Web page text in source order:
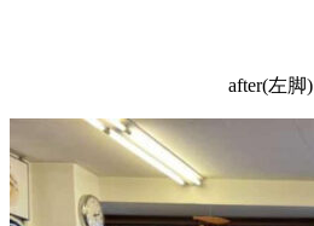
after(左脚)